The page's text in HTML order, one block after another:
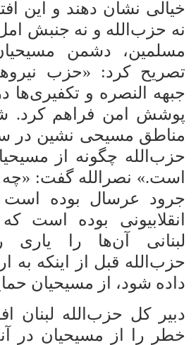
خیالی نشان دهند و این
نه حزب‌الله و نه جنبش
مسلمین، دشمن
تصریح کرد: «حزب
جبهه النصره و تکفیری‌ها
پوشش امن فراهم کرد.
مناطق مسیحی نشین در
حزب‌الله چگونه از
است.» نصرالله گفت:
جرود عرسال بوده
انقلابیونی بوده است
لبنانی آن‌ها را
حزب‌الله قبل از اینکه به
داده شود، از مسیحیان
دبیر کل حزب‌الله لبنان
خطر را از مسیحیان در